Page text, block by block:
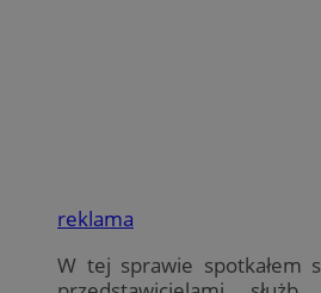
reklama
W tej sprawie spotkałem